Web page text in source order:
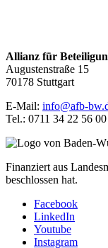
Allianz für
Augustenstraße 15
70178 Stuttgart
E-Mail: info@afb-
Tel.: 0711 34 22 56 00
Finanziert aus
beschlossen hat.
Facebook
LinkedIn
Youtube
Instagram